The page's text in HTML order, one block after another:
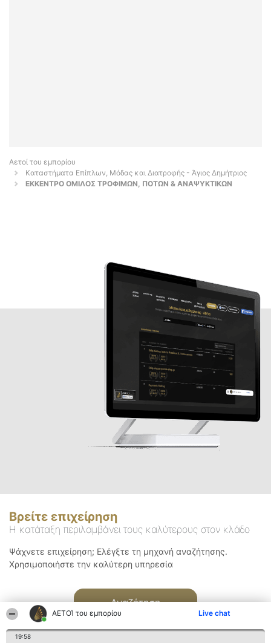
ΑΕΤΟΊ του εμπορίου Live chat
19:58
Αετοί του εμπορίου
Καταστήματα Επίπλων, Μόδας και Διατροφής - Άγιος Δημήτριος
ΕΚΚΕΝΤΡΟ ΟΜΙΛΟΣ ΤΡΟΦΙΜΩΝ, ΠΟΤΩΝ & ΑΝΑΨΥΚΤΙΚΩΝ
Βρείτε επιχείρηση
Η κατάταξη περιλαμβάνει τους καλύτερους στον κλάδο
Ψάχνετε επιχείρηση; Ελέγξτε τη μηχανή αναζήτησης.
Χρησιμοποιήστε την καλύτερη υπηρεσία
Αναζήτηση